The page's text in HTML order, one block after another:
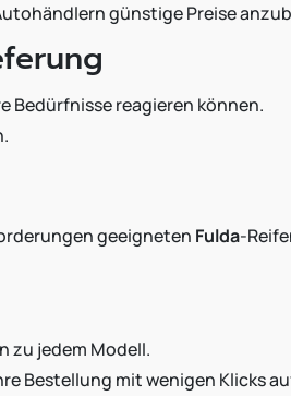
günstige Preise
Bedürfnisse reagieren können.
geeigneten Fulda-
zu jedem Modell.
Bestellung mit wenigen Klicks